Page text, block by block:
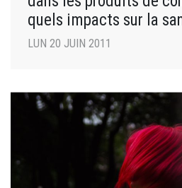
quels impacts sur la
LUN 20 JUIN 2011